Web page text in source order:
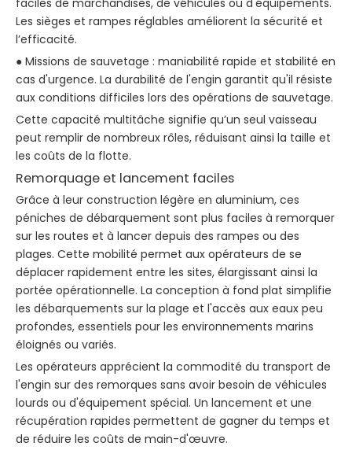
faciles de marchandises, de véhicules ou d'équipements.
Les sièges et rampes réglables améliorent la sécurité et
l’efficacité.
● Missions de sauvetage : maniabilité rapide et stabilité en
cas d'urgence. La durabilité de l'engin garantit qu'il résiste
aux conditions difficiles lors des opérations de sauvetage.
Cette capacité multitâche signifie qu’un seul vaisseau
peut remplir de nombreux rôles, réduisant ainsi la taille et
les coûts de la flotte.
Remorquage et lancement faciles
Grâce à leur construction légère en aluminium, ces
péniches de débarquement sont plus faciles à remorquer
sur les routes et à lancer depuis des rampes ou des
plages. Cette mobilité permet aux opérateurs de se
déplacer rapidement entre les sites, élargissant ainsi la
portée opérationnelle. La conception à fond plat simplifie
les débarquements sur la plage et l'accès aux eaux peu
profondes, essentiels pour les environnements marins
éloignés ou variés.
Les opérateurs apprécient la commodité du transport de
l'engin sur des remorques sans avoir besoin de véhicules
lourds ou d'équipement spécial. Un lancement et une
récupération rapides permettent de gagner du temps et
de réduire les coûts de main-d'œuvre.